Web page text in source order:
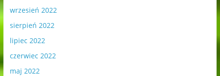
wrzesień 2022
sierpień 2022
lipiec 2022
czerwiec 2022
maj 2022